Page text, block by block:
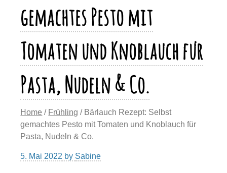
gemachtes Pesto mit
Tomaten und Knoblauch für
Pasta, Nudeln & Co.
Home / Frühling / Bärlauch Rezept: Selbst
gemachtes Pesto mit Tomaten und Knoblauch für
Pasta, Nudeln & Co.
5. Mai 2022 by Sabine